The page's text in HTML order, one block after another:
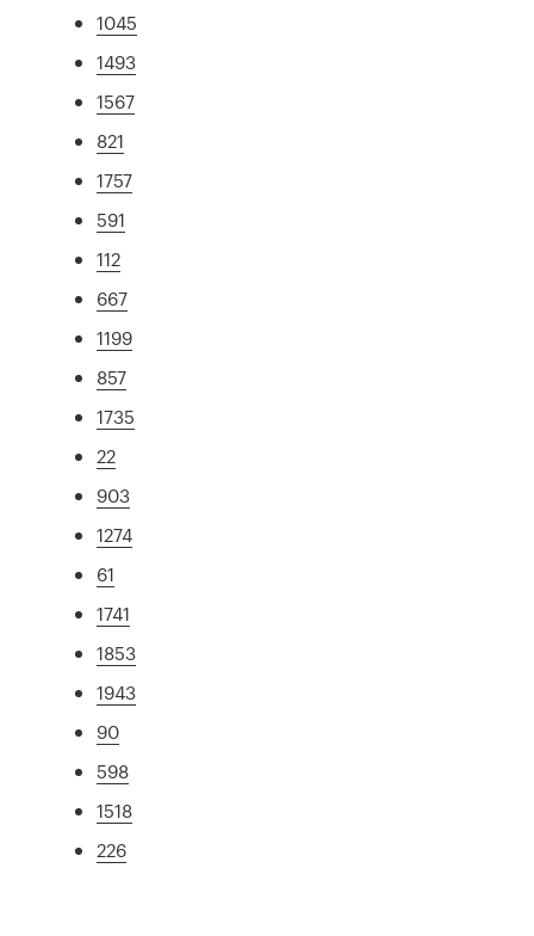
1045
1493
1567
821
1757
591
112
667
1199
857
1735
22
903
1274
61
1741
1853
1943
90
598
1518
226